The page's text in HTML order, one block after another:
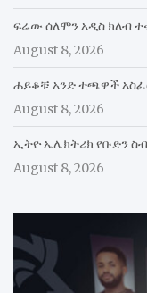
ፍሬው ሰለሞን አዲስ ክለብ
August 8, 2026
ሐይቆቹ አንድ ተጫዋች
August 8, 2026
ኢትዮ ኤሌክትሪክ የቡድን
August 8, 2026